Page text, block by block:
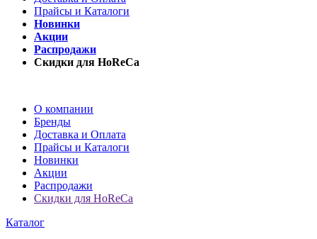
Прайсы и Каталоги
Новинки
Акции
Распродажи
Скидки для HoReCa
О компании
Бренды
Доставка и Оплата
Прайсы и Каталоги
Новинки
Акции
Распродажи
Скидки для HoReCa
Каталог